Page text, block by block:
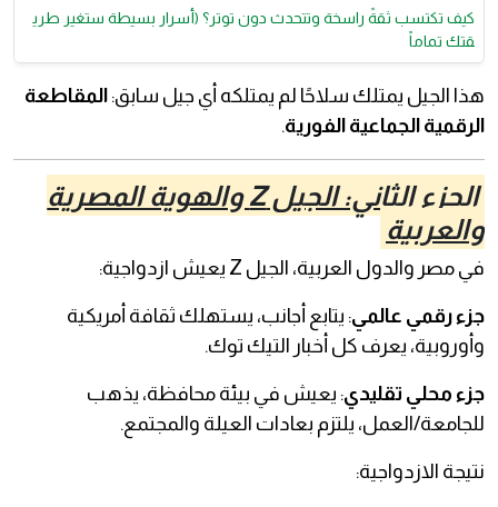
​كيف تكتسب ثقةً راسخة وتتحدث دون توتر؟ (أسرار بسيطة ستغير طري
قتك تماماً
هذا الجيل يمتلك سلاحًا لم يمتلكه أي جيل سابق: المقاطعة
الرقمية الجماعية الفورية.
الجزء الثاني: الجيل Z والهوية المصرية
والعربية
في مصر والدول العربية، الجيل Z يعيش ازدواجية:
جزء رقمي عالمي: يتابع أجانب، يستهلك ثقافة أمريكية
وأوروبية، يعرف كل أخبار التيك توك.
جزء محلي تقليدي: يعيش في بيئة محافظة، يذهب
للجامعة/العمل، يلتزم بعادات العيلة والمجتمع.
نتيجة الازدواجية: